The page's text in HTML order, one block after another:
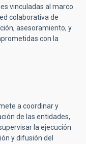
vinculadas al marco
colaborativa de
asesoramiento, y
con la
a coordinar y
de las entidades,
la ejecución
y difusión del